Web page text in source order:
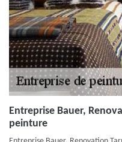
Entreprise Bauer,
peinture